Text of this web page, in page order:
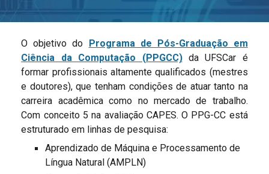
O objetivo do Programa de Pós-Graduação em
Ciência da Computação (PPGCC)da UFSCar é
formar profissionais altamente qualificados (mestres
e doutores), que tenham condições de atuar tanto na
carreira acadêmica como no mercado de trabalho.
Com conceito 5 na avaliação CAPES. O PPG-CC está
estruturado em linhas de pesquisa:
Aprendizado de Máquina e Processamento de
Língua Natural (AMPLN)